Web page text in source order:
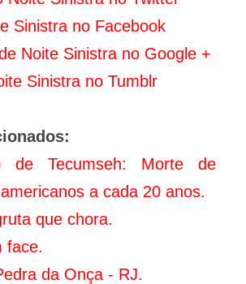
de Tecumseh: Morte de
a cada 20 anos.
que chora.
face.
da Onça - RJ.